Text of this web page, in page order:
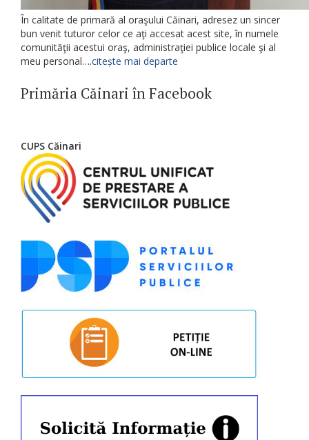
În calitate de primară al oraşului Căinari, adresez un sincer
bun venit tuturor celor ce aţi accesat acest site, în numele
comunităţii acestui oraş, administraţiei publice locale şi al
meu personal….citește mai departe
Primăria Căinari în Facebook
CUPS Căinari